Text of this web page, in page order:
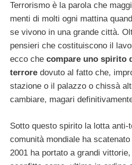
Terrorismo è la parola che
menti di molti ogni mattina
se vivono in una grande città.
pensieri che costituiscono il
ecco che compare uno spirito
terrore dovuto al fatto che,
stazione o il palazzo o chissà
cambiare, magari
Sotto questo spirito la lotta anti-
comunità mondiale ha scatenato
2001 ha portato a grandi